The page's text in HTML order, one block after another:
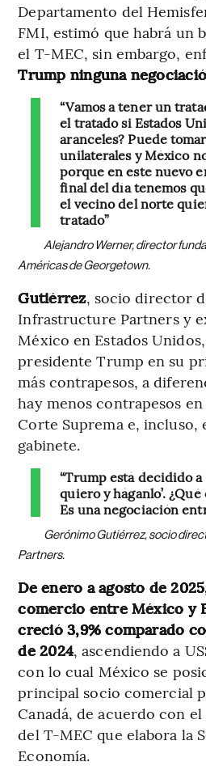
Departamento del
FMI, estimó que habrá un
el T-MEC, sin embargo,
Trump ninguna
“Vamos a tener un
el tratado si Estados
aranceles? Puede
unilaterales y México
porque en este nuevo
final del día tenemos
el vecino del norte
tratado”
Alejandro Werner, director
Américas de Georgetown.
Gutiérrez, socio director
Infrastructure Partners y
México en Estados
presidente Trump en su
más contrapesos, a
hay menos contrapesos
Corte Suprema e, incluso,
gabinete.
“Trump está decidido a
quiero y háganlo’.
Es una negociación
Gerónimo Gutiérrez, socio
Partners.
De enero a agosto de
comercio entre México y
creció 3,9% comparado
de 2024, ascendiendo a
con lo cual México se
principal socio comercial
Canadá, de acuerdo con
del T-MEC que elabora la
Economía.